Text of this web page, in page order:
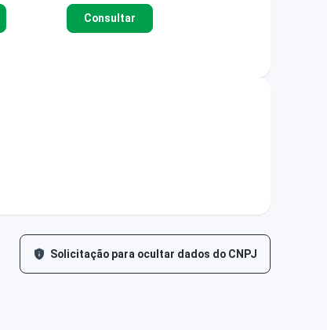
Consultar
Solicitação para ocultar dados do CNPJ